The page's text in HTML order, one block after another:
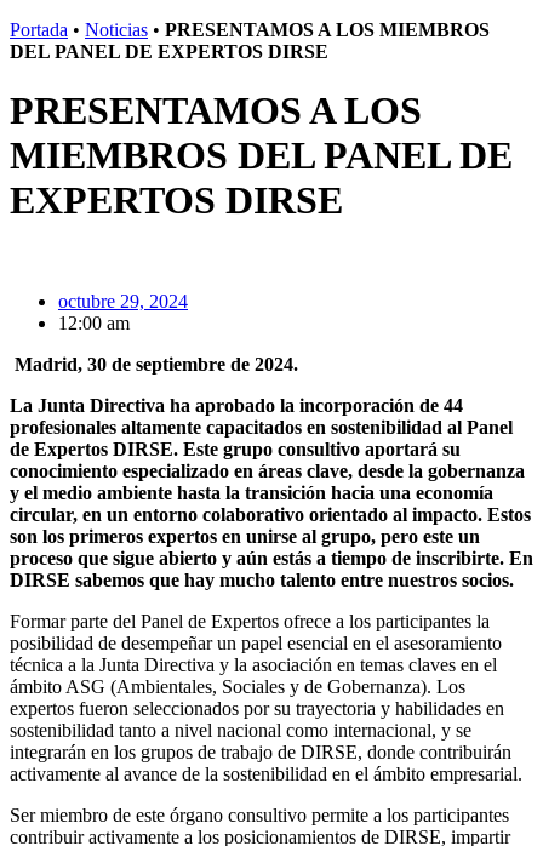
Portada • Noticias • PRESENTAMOS A LOS MIEMBROS
DEL PANEL DE EXPERTOS DIRSE
PRESENTAMOS A LOS
MIEMBROS DEL PANEL DE
EXPERTOS DIRSE
octubre 29, 2024
12:00 am
Madrid, 30 de septiembre de 2024.
La Junta Directiva ha aprobado la incorporación de 44
profesionales altamente capacitados en sostenibilidad al Panel
de Expertos DIRSE. Este grupo consultivo aportará su
conocimiento especializado en áreas clave, desde la gobernanza
y el medio ambiente hasta la transición hacia una economía
circular, en un entorno colaborativo orientado al impacto. Estos
son los primeros expertos en unirse al grupo, pero este un
proceso que sigue abierto y aún estás a tiempo de inscribirte. En
DIRSE sabemos que hay mucho talento entre nuestros socios.
Formar parte del Panel de Expertos ofrece a los participantes la
posibilidad de desempeñar un papel esencial en el asesoramiento
técnica a la Junta Directiva y la asociación en temas claves en el
ámbito ASG (Ambientales, Sociales y de Gobernanza). Los
expertos fueron seleccionados por su trayectoria y habilidades en
sostenibilidad tanto a nivel nacional como internacional, y se
integrarán en los grupos de trabajo de DIRSE, donde contribuirán
activamente al avance de la sostenibilidad en el ámbito empresarial.
Ser miembro de este órgano consultivo permite a los participantes
contribuir activamente a los posicionamientos de DIRSE, impartir